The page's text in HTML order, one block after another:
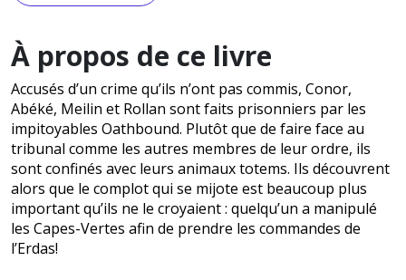
À propos de ce livre
Accusés d’un crime qu’ils n’ont pas commis, Conor,
Abéké, Meilin et Rollan sont faits prisonniers par les
impitoyables Oathbound. Plutôt que de faire face au
tribunal comme les autres membres de leur ordre, ils
sont confinés avec leurs animaux totems. Ils découvrent
alors que le complot qui se mijote est beaucoup plus
important qu’ils ne le croyaient : quelqu’un a manipulé
les Capes-Vertes afin de prendre les commandes de
l’Erdas!